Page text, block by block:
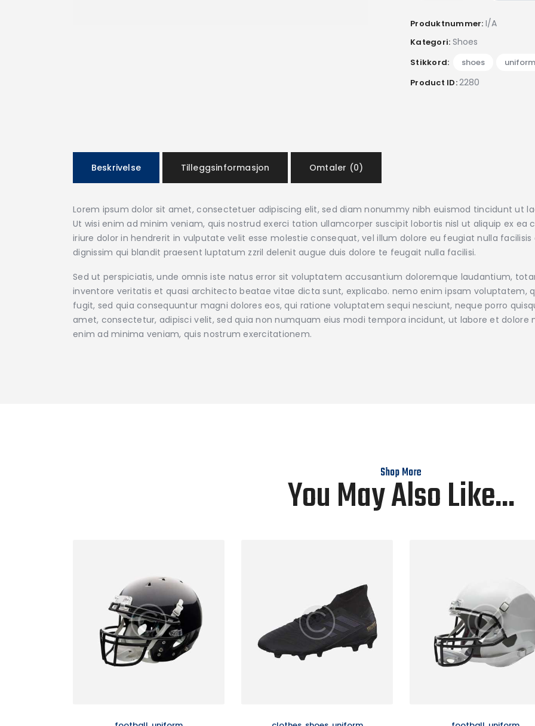
Produktnummer: I/A
Kategori: Shoes
Stikkord: shoes
uniform
Product ID:2280
Beskrivelse Tilleggsinformasjon Omtaler (0)
Lorem ipsum dolor sit amet, consectetuer adipiscing elit, sed diam nonummy nibh euismod tincidunt ut
Ut wisi enim ad minim veniam, quis nostrud exerci tation ullamcorper suscipit lobortis nisl ut aliquip ex
iriure dolor in hendrerit in vulputate velit esse molestie consequat, vel illum dolore eu feugiat nulla
dignissim qui blandit praesent luptatum zzril delenit augue duis dolore te feugait nulla facilisi.
Sed ut perspiciatis, unde omnis iste natus error sit voluptatem accusantium doloremque laudantium,
inventore veritatis et quasi architecto beatae vitae dicta sunt, explicabo. nemo enim ipsam voluptatem,
fugit, sed quia consequuntur magni dolores eos, qui ratione voluptatem sequi nesciunt, neque porro
amet, consectetur, adipisci velit, sed quia non numquam eius modi tempora incidunt, ut labore et
enim ad minima veniam, quis nostrum exercitationem.
Shop More
You May Also Like...